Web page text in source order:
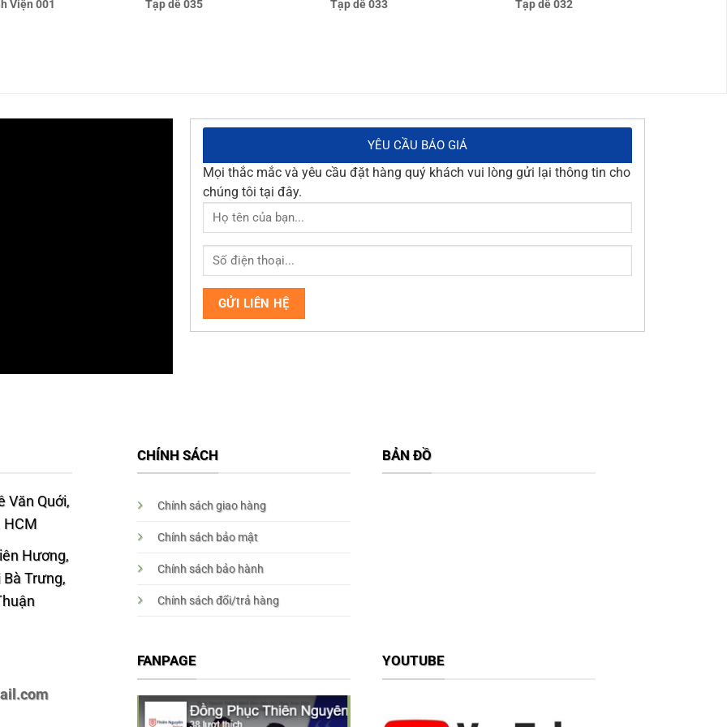
Viện 001 Tạp dề 035 Tạp dề 033 Tạp dề 032
YÊU CẦU BÁO GIÁ
Mọi thắc mắc và yêu cầu đặt hàng quý khách vui lòng gửi lại thông tin cho
chúng tôi tại đây.
Văn Quới,
HCM
Hương,
Trưng,
CHÍNH SÁCH
Chính sách giao hàng
Chính sách bảo mật
Chính sách bảo hành
Chính sách đổi/trả hàng
BẢN ĐỒ
FANPAGE YOUTUBE